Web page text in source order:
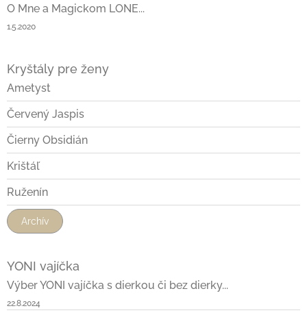
O Mne a Magickom LONE...
1.5.2020
Kryštály pre ženy
Ametyst
Červený Jaspis
Čierny Obsidián
Krištáľ
Ruženín
Archív
YONI vajíčka
Výber YONI vajíčka s dierkou či bez dierky...
22.8.2024